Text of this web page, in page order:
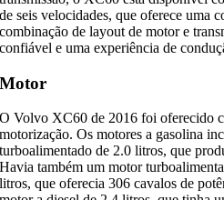
de seis velocidades, que oferece uma
combinação de layout de motor e
confiável e uma experiência de
Motor
O Volvo XC60 de 2016 foi oferecido
motorização. Os motores a gasolina
turboalimentado de 2.0 litros, que
Havia também um motor
litros, que oferecia 306 cavalos de